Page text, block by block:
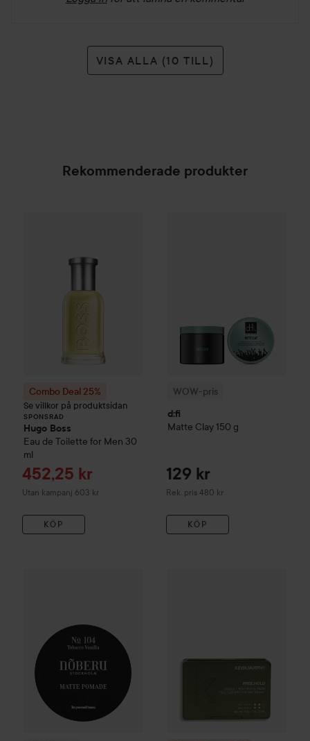
VISA ALLA (10 TILL)
Rekommenderade produkter
Combo Deal 25%
Se villkor på produktsidan
SPONSRAD
Hugo Boss
Eau de Toilette for Men 30
ml
Reapris
452,25 kr
Utan kampanj 603 kr
KÖP
WOW-pris
d:fi
Matte Clay 150 g
129 kr
Rek. pris 480 kr
Rekommenderat pris 480 kr
KÖP